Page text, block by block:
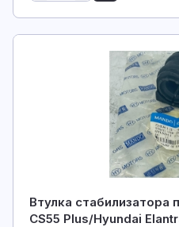
Втулка стабилизатора
CS55 Plus/Hyundai